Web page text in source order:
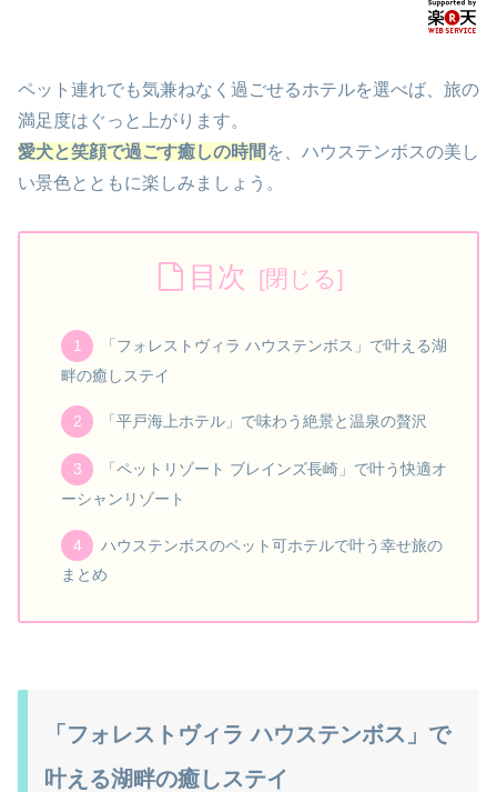
ペット連れでも気兼ねなく過ごせるホテルを選べば、旅の
満足度はぐっと上がります。
愛犬と笑顔で過ごす癒しの時間 を、ハウステンボスの美し
い景色とともに楽しみましょう。
目次
「フォレストヴィラ ハウステンボス」で叶える湖
畔の癒しステイ
「平戸海上ホテル」で味わう絶景と温泉の贅沢
「ペットリゾート ブレインズ長崎」で叶う快適オ
ーシャンリゾート
ハウステンボスのペット可ホテルで叶う幸せ旅の
まとめ
「フォレストヴィラ ハウステンボス」で
叶える湖畔の癒しステイ